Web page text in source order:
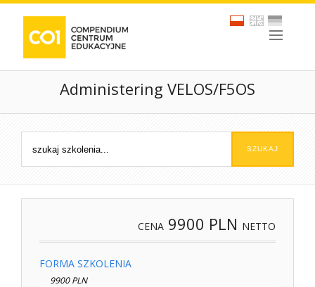
Administering VELOS/F5OS
CENA 9900 PLN NETTO
FORMA SZKOLENIA
9900 PLN